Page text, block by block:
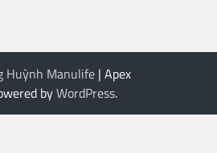
Huỳnh Manulife | Apex
byWordPress.